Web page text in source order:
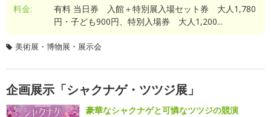
料金:
有料 当日券 入館＋特別展入場セット券 大人1,780
円・子ども900円、特別入場券 大人1,200...
美術展・博物展・展示会
企画展示「シャクナゲ・ツツジ展」
豪華なシャクナゲと可憐なツツジの競演